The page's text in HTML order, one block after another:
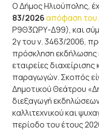
Ο Δήμος Ηλιούπολης,
83/2026απόφαση του
Ρ9Θ3ΩΡΥ-Δ99), και
2γ του ν. 3463/2006,
πρόσκληση
εταιρείες
παραγωγών. Σκοπός
Δημοτικού Θεάτρου
διεξαγωγή
καλλιτεχνικού και
περίοδο του έτους